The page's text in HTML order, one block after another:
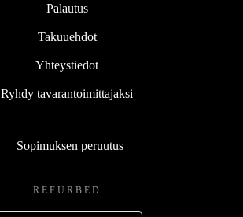
Palautus
Takuuehdot
Yhteystiedot
Ryhdy tavarantoimittajaksi
Sopimuksen peruutus
REFURBED